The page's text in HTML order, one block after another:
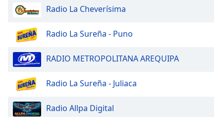
Radio La Cheverísima
Radio La Sureña - Puno
RADIO METROPOLITANA AREQUIPA
Radio La Sureña - Juliaca
Radio Allpa Digital